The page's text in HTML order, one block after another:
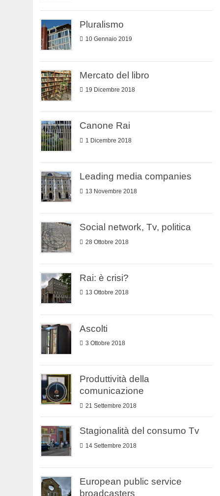
Pluralismo
10 Gennaio 2019
Mercato del libro
19 Dicembre 2018
Canone Rai
1 Dicembre 2018
Leading media companies
13 Novembre 2018
Social network, Tv, politica
28 Ottobre 2018
Rai: è crisi?
13 Ottobre 2018
Ascolti
3 Ottobre 2018
Produttività della
comunicazione
21 Settembre 2018
Stagionalità del consumo Tv
14 Settembre 2018
European public service
broadcasters